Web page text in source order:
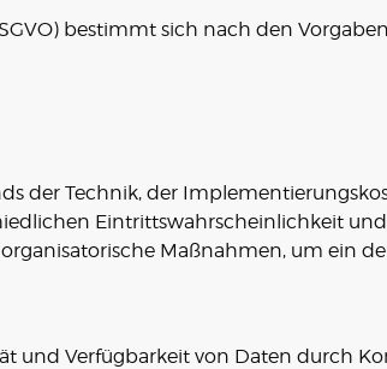
bestimmt sich nach den
der Technik, der
Eintrittswahrscheinlichkeit
Maßnahmen, um ein
und Verfügbarkeit von Daten durch